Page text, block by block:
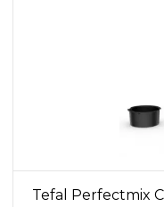
Tefal Perfectmix